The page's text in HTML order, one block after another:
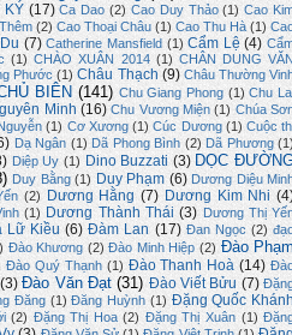
KÝ (17) Ca Dao (2) Cao Duy Thảo (1) Cao
(2) Cao Thoại Châu (1) Cao Thu Hà (1)
(7) Catherine Mansfield (1) Cẩm Lệ (4)
(1) CHÀO XUÂN 2014 (1) CHÂN DUNG
Phước (1) Châu Thạch (9) Châu Thường
BIÊN (141) Chu Giang Phong (1) Chu
Minh (16) Chu Vương Miện (1) Chúa
(1) Cơ Xương (1) Cúc Dương (1) Cuộc
Dạ Ngân (1) Dã Phong Bình (2) Dã Phương
Diệp Uy (1) Dino Buzzati (3) DỌC
Duy Bằng (1) Duy Phạm (6) Dương Diệu
(2) Dương Hằng (7) Dương Kim Nhi
(1) Dương Thành Thái (3) Dương Thị
Lữ Kiều (6) Đàm Lan (17) Đan Ngọc (2)
Đào Khương (2) Đào Minh Hiệp (2) Đào
Đào Quý Thạnh (1) Đào Thanh Hoà (14)
(3) Đào Văn Đạt (31) Đào Viết Bửu (7)
Đăng (1) Đăng Huỳnh (1) Đặng Quốc
(2) Đặng Thị Hoa (2) Đặng Thị Xuân (1)